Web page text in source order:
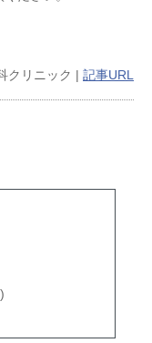
クリニック | 記事URL